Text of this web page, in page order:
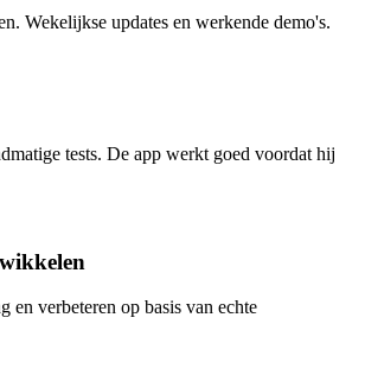
Wekelijkse updates en werkende demo's.
tests. De app werkt goed voordat hij
en verbeteren op basis van echte